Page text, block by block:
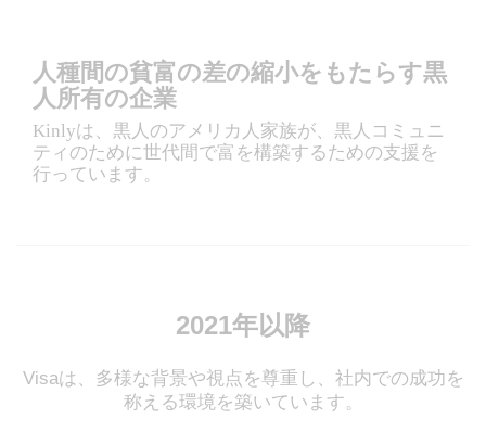
人種間の貧富の差の縮小をもたらす黒
人所有の企業
Kinlyは、黒人のアメリカ人家族が、黒人コミュニ
ティのために世代間で富を構築するための支援を
行っています。
2021年以降
Visaは、多様な背景や視点を尊重し、社内での成功を
称える環境を築いています。